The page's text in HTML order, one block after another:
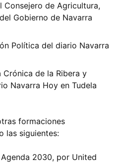
Consejero de Agricultura,
Gobierno de Navarra
Política del diario Navarra
de la Ribera y
Navarra Hoy en Tudela
formaciones
las siguientes:
2030, por United